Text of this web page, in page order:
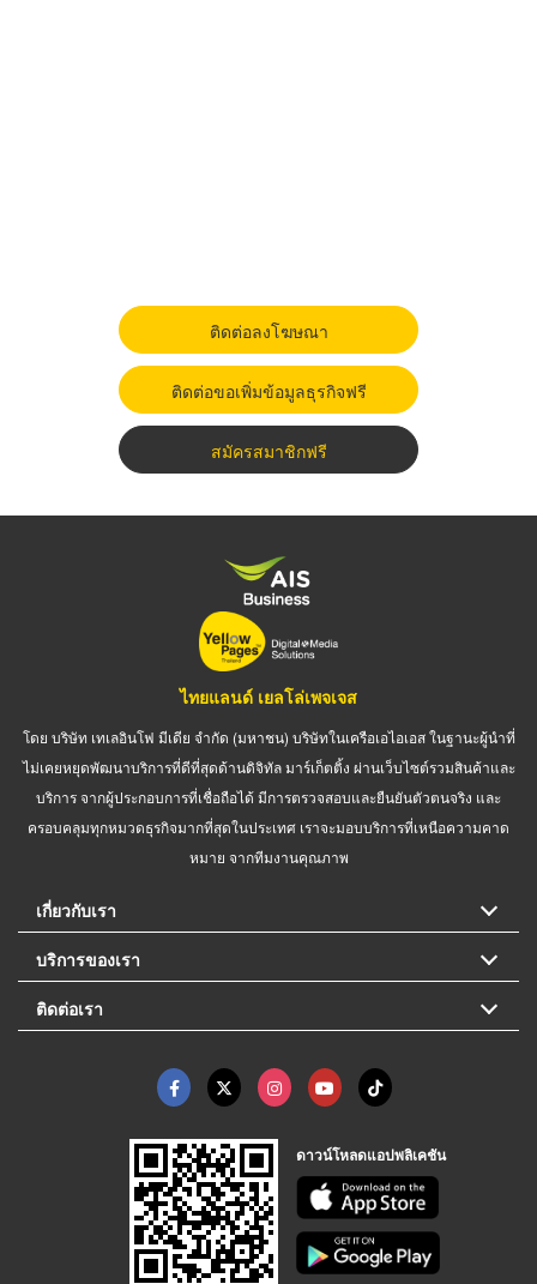
ติดต่อลงโฆษณา
ติดต่อขอเพิ่มข้อมูลธุรกิจฟรี
สมัครสมาชิกฟรี
ไทยแลนด์ เยลโล่เพจเจส
โดย บริษัท เทเลอินโฟ มีเดีย จำกัด (มหาชน) บริษัทในเครือเอไอเอส ในฐานะผู้นำที่
ไม่เคยหยุดพัฒนาบริการที่ดีที่สุดด้านดิจิทัล มาร์เก็ตติ้ง ผ่านเว็บไซต์รวมสินค้าและ
บริการ จากผู้ประกอบการที่เชื่อถือได้ มีการตรวจสอบและยืนยันตัวตนจริง และ
ครอบคลุมทุกหมวดธุรกิจมากที่สุดในประเทศ เราจะมอบบริการที่เหนือความคาด
หมาย จากทีมงานคุณภาพ
เกี่ยวกับเรา
บริการของเรา
ติดต่อเรา
ดาวน์โหลดแอปพลิเคชัน